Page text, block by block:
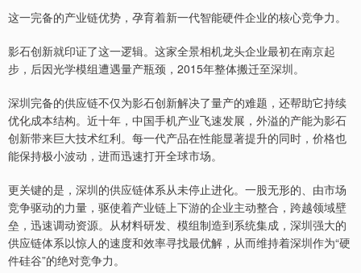
这一完备的产业链优势，孕育着新一代智能硬件企业的核心竞争力。
影石创新就印证了这一逻辑。这家全景相机龙头企业最初在南京起
步，后因光学模组遭遇量产瓶颈，2015年整体搬迁至深圳。
深圳完备的供应链不仅为影石创新解决了量产的难题，还帮助它持续
优化成本结构。近十年，中国手机产业飞速发展，外溢的产能为影石
创新带来巨大技术红利。每一代产品在性能显著提升的同时，价格也
能保持极小波动，进而迅速打开全球市场。
更关键的是，深圳的供应链体系从未停止进化。一股无形的、由市场
竞争驱动的力量，驱使着产业链上下游的企业主动整合，跨越领域壁
垒，迅速调动资源。从材料研发、模组制造到系统集成，深圳强大的
供应链体系以惊人的速度和效率寻找最优解，从而维持着深圳作为“硬
件硅谷”的绝对竞争力。